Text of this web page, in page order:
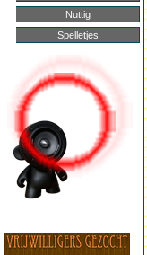
Nuttig
Spelletjes